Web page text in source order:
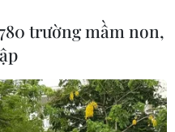
an
trường mầm non,